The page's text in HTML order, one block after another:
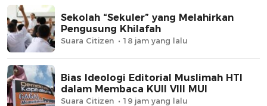
Sekolah “Sekuler” yang Melahirkan
Pengusung Khilafah
Suara Citizen 18 jam yang lalu
Bias Ideologi Editorial Muslimah HTI
dalam Membaca KUII VIII MUI
Suara Citizen 19 jam yang lalu